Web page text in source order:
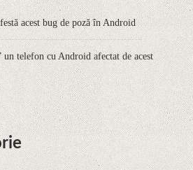
acest bug de poză în Android
un telefon cu Android afectat de acest